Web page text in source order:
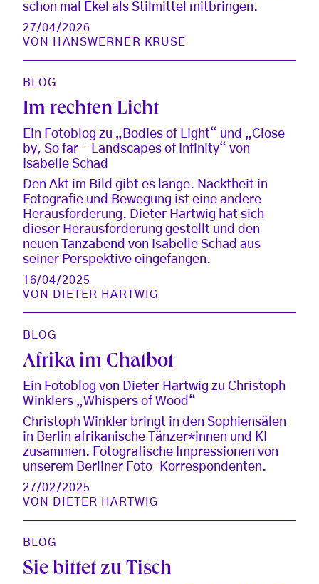
schon mal Ekel als Stilmittel mitbringen.
27/04/2026
VON
HANSWERNER KRUSE
BLOG
Im rechten Licht
Ein Fotoblog zu „Bodies of Light“ und „Close
by, So far - Landscapes of Infinity“ von
Isabelle Schad
Den Akt im Bild gibt es lange. Nacktheit in
Fotografie und Bewegung ist eine andere
Herausforderung. Dieter Hartwig hat sich
dieser Herausforderung gestellt und den
neuen Tanzabend von Isabelle Schad aus
seiner Perspektive eingefangen.
16/04/2025
VON
DIETER HARTWIG
BLOG
Afrika im Chatbot
Ein Fotoblog von Dieter Hartwig zu Christoph
Winklers „Whispers of Wood“
Christoph Winkler bringt in den Sophiensälen
in Berlin afrikanische Tänzer*innen und KI
zusammen. Fotografische Impressionen von
unserem Berliner Foto-Korrespondenten.
27/02/2025
VON
DIETER HARTWIG
BLOG
Sie bittet zu Tisch